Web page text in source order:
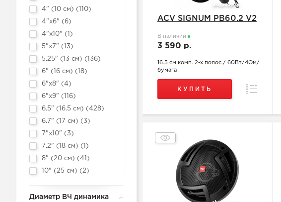
4" (10 см) ( 110)
4"х6" (6)
4"х10" ( )
5"х7" ( 13)
5.25" (13 см) ( 136)
6" (16 см) ( 18)
6"х8" (4)
6"х9" ( 116)
6.5" (16.5 см) (428)
6.7" (17 см) ( 3)
7"х10" ( 3)
7.2" (18 см) ( )
8" (20 см) (41 )
10" (25 см) ( 2)
Диаметр ВЧ динамика
ACV SIGNUM PB60.2 V2
В наличии
3 590 р.
16.5 см комп. 2-х полос./ 60Вт/4Ом/
бумага
КУПИТЬ Сравнение